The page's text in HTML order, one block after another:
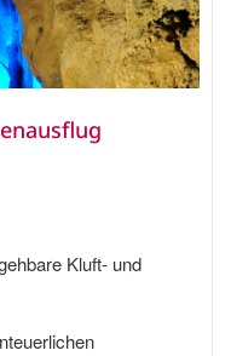
Kluft- und